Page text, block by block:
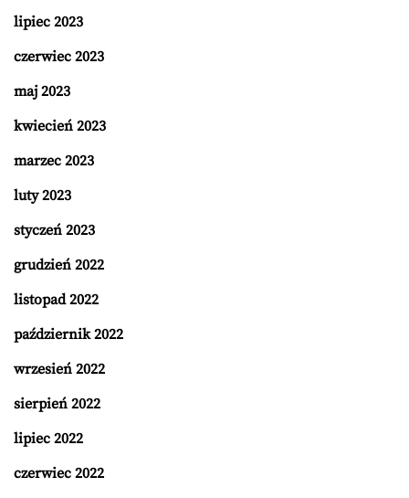
lipiec 2023
czerwiec 2023
maj 2023
kwiecień 2023
marzec 2023
luty 2023
styczeń 2023
grudzień 2022
listopad 2022
październik 2022
wrzesień 2022
sierpień 2022
lipiec 2022
czerwiec 2022